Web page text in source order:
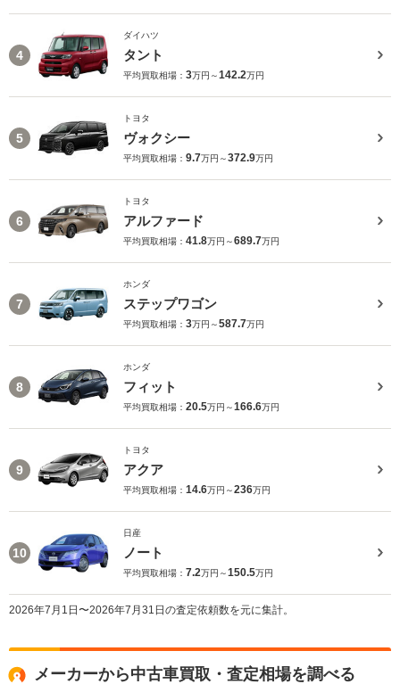
4
ダイハツ
タント
平均買取相場： 3万円～142.2万円
5
トヨタ
ヴォクシー
平均買取相場： 9.7万円～372.9万円
6
トヨタ
アルファード
平均買取相場： 41.8万円～689.7万円
7
ホンダ
ステップワゴン
平均買取相場： 3万円～587.7万円
8
ホンダ
フィット
平均買取相場： 20.5万円～166.6万円
9
トヨタ
アクア
平均買取相場： 14.6万円～236万円
10
日産
ノート
平均買取相場： 7.2万円～150.5万円
2026年7月1日〜2026年7月31日の査定依頼数を元に集計。
メーカーから中古車買取・査定相場を調べる